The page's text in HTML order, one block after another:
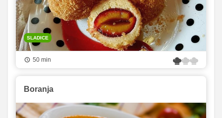
SLADICE
50 min
Boranja